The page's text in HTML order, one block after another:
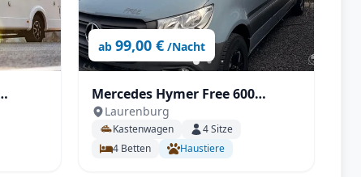
ab 99,00 € /Nacht
Mercedes Hymer Free 600
Campus mit Automatik,
Aufstelldach, AHK uvm.
Laurenburg
Kastenwagen 4 Sitze
4 Betten Haustiere